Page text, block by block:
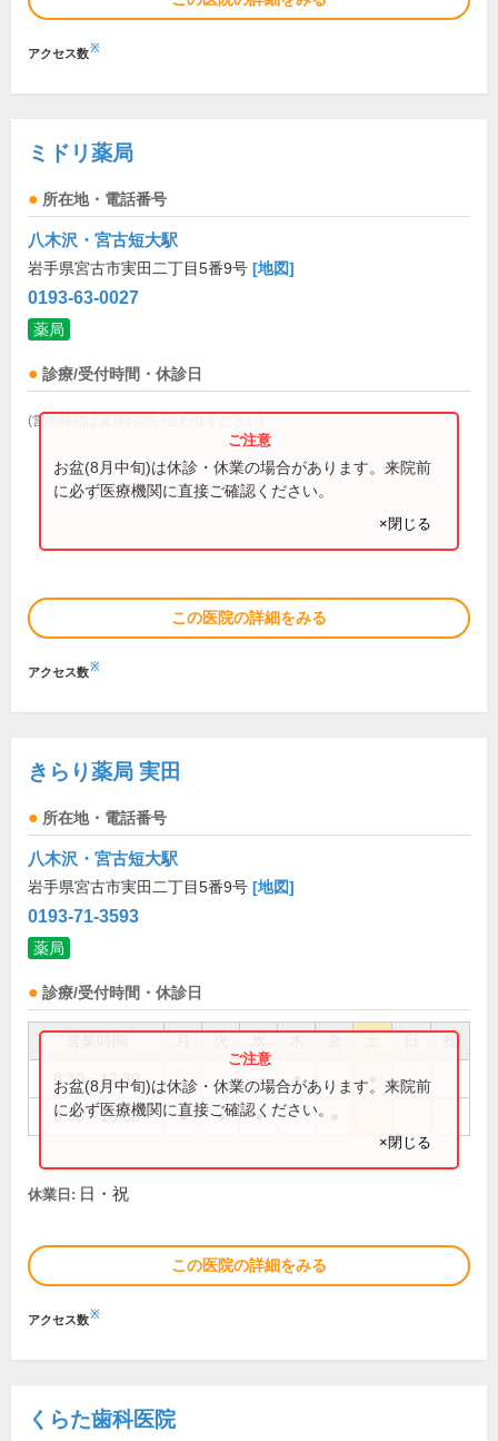
アクセス数※
ミドリ薬局
所在地・電話番号
八木沢・宮古短大駅
岩手県宮古市実田二丁目5番9号 [地図]
0193-63-0027
薬局
診療/受付時間・休診日
(営業時間は直接お問い合わせください)
お盆(8月中旬)は休診・休業の場合があります。来院前
に必ず医療機関に直接ご確認ください。
×閉じる
この医院の詳細をみる
アクセス数※
きらり薬局 実田
所在地・電話番号
八木沢・宮古短大駅
岩手県宮古市実田二丁目5番9号 [地図]
0193-71-3593
薬局
診療/受付時間・休診日
祝
8:30～12:30 ●
8:30～18:00 ● ● ●
お盆(8月中旬)は休診・休業の場合があります。来院前
に必ず医療機関に直接ご確認ください。
×閉じる
休業日: 日・祝
この医院の詳細をみる
アクセス数※
くらた歯科医院